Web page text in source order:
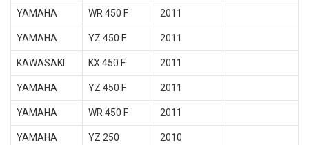
YAMAHA WR 450 F 2011
YAMAHA YZ 450 F 2011
KAWASAKI KX 450 F 2011
YAMAHA YZ 450 F 2011
YAMAHA WR 450 F 2011
YAMAHA YZ 250 2010